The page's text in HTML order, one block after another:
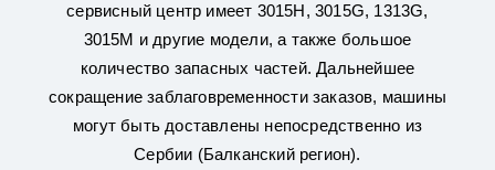
сервисный центр имеет 3015H, 3015G, 1313G,
3015M и другие модели, а также большое
количество запасных частей. Дальнейшее
сокращение заблаговременности заказов, машины
могут быть доставлены непосредственно из
Сербии (Балканский регион).